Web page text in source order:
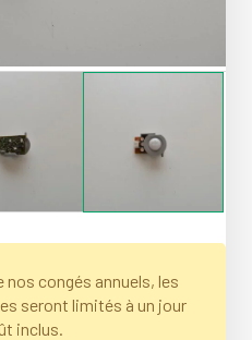
congés annuels, les
seront limités à un jour
inclus.